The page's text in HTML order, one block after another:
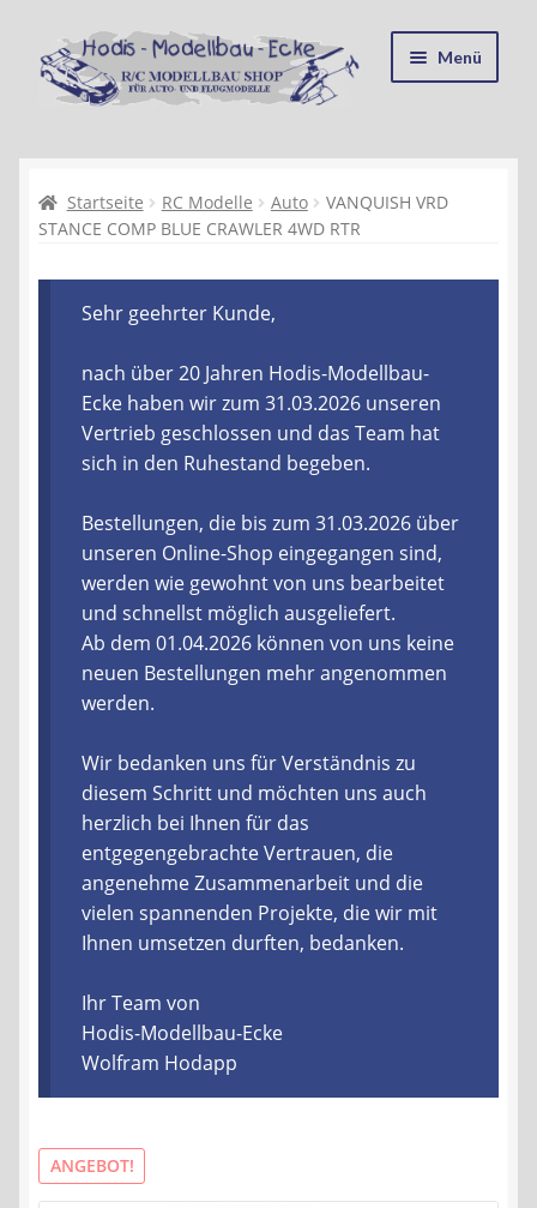
Zur
Navigation
springen
Zum
Inhalt
springen
Menü
Kasse
Recycling, Entsorgung und Umwelt
Shop
Warenkorb
Ablauf einer Bestellung
Liefer- und Versandkosten
Zahlungsarten
Lieferzeit & Verfügbarkeit
Gutschein
Batterien- und Akku Verordnung
Elektro- und Elektronikgeräte Verordnung
Vereine & Foren
Kontakt
AGB
Startseite RC Modelle Auto
VANQUISH VRD
STANCE COMP BLUE CRAWLER 4WD RTR
Sehr geehrter Kunde,
nach über 20 Jahren Hodis-Modellbau-
Ecke haben wir zum 31.03.2026 unseren
Vertrieb geschlossen und das Team hat
sich in den Ruhestand begeben.
Bestellungen, die bis zum 31.03.2026 über
unseren Online-Shop eingegangen sind,
werden wie gewohnt von uns bearbeitet
und schnellst möglich ausgeliefert.
Ab dem 01.04.2026 können von uns keine
neuen Bestellungen mehr angenommen
werden.
Wir bedanken uns für Verständnis zu
diesem Schritt und möchten uns auch
herzlich bei Ihnen für das
entgegengebrachte Vertrauen, die
angenehme Zusammenarbeit und die
vielen spannenden Projekte, die wir mit
Ihnen umsetzen durften, bedanken.
Ihr Team von
Hodis-Modellbau-Ecke
Wolfram Hodapp
ANGEBOT!